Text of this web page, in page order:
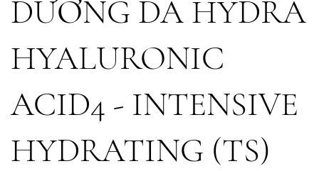
DƯỠNG DA HYDRA
HYALURONIC
ACID4 - INTENSIVE
HYDRATING (TS)